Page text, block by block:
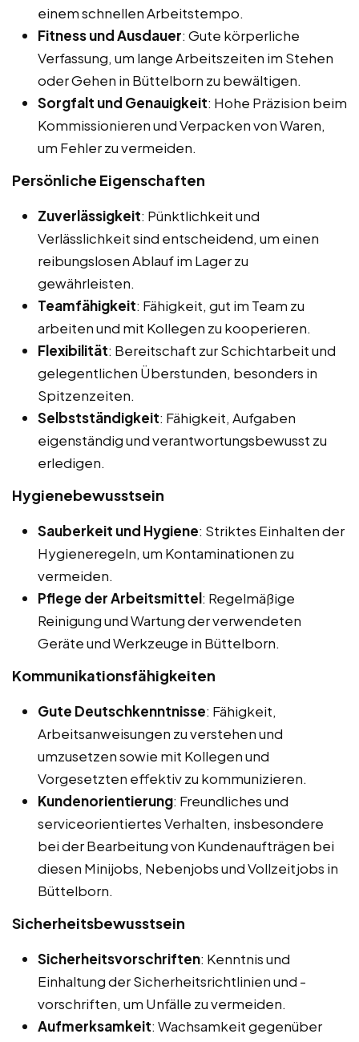
einem schnellen Arbeitstempo.
Fitness und Ausdauer: Gute körperliche
Verfassung, um lange Arbeitszeiten im Stehen
oder Gehen in Büttelborn zu bewältigen.
Sorgfalt und Genauigkeit: Hohe Präzision beim
Kommissionieren und Verpacken von Waren,
um Fehler zu vermeiden.
Persönliche Eigenschaften
Zuverlässigkeit: Pünktlichkeit und
Verlässlichkeit sind entscheidend, um einen
reibungslosen Ablauf im Lager zu
gewährleisten.
Teamfähigkeit: Fähigkeit, gut im Team zu
arbeiten und mit Kollegen zu kooperieren.
Flexibilität: Bereitschaft zur Schichtarbeit und
gelegentlichen Überstunden, besonders in
Spitzenzeiten.
Selbstständigkeit: Fähigkeit, Aufgaben
eigenständig und verantwortungsbewusst zu
erledigen.
Hygienebewusstsein
Sauberkeit und Hygiene: Striktes Einhalten der
Hygieneregeln, um Kontaminationen zu
vermeiden.
Pflege der Arbeitsmittel: Regelmäßige
Reinigung und Wartung der verwendeten
Geräte und Werkzeuge in Büttelborn.
Kommunikationsfähigkeiten
Gute Deutschkenntnisse: Fähigkeit,
Arbeitsanweisungen zu verstehen und
umzusetzen sowie mit Kollegen und
Vorgesetzten effektiv zu kommunizieren.
Kundenorientierung: Freundliches und
serviceorientiertes Verhalten, insbesondere
bei der Bearbeitung von Kundenaufträgen bei
diesen Minijobs, Nebenjobs und Vollzeitjobs in
Büttelborn.
Sicherheitsbewusstsein
Sicherheitsvorschriften: Kenntnis und
Einhaltung der Sicherheitsrichtlinien und -
vorschriften, um Unfälle zu vermeiden.
Aufmerksamkeit: Wachsamkeit gegenüber